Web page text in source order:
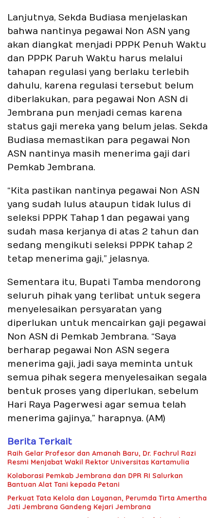
Lanjutnya, Sekda Budiasa menjelaskan
bahwa nantinya pegawai Non ASN yang
akan diangkat menjadi PPPK Penuh Waktu
dan PPPK Paruh Waktu harus melalui
tahapan regulasi yang berlaku terlebih
dahulu, karena regulasi tersebut belum
diberlakukan, para pegawai Non ASN di
Jembrana pun menjadi cemas karena
status gaji mereka yang belum jelas. Sekda
Budiasa memastikan para pegawai Non
ASN nantinya masih menerima gaji dari
Pemkab Jembrana.
“Kita pastikan nantinya pegawai Non ASN
yang sudah lulus ataupun tidak lulus di
seleksi PPPK Tahap 1 dan pegawai yang
sudah masa kerjanya di atas 2 tahun dan
sedang mengikuti seleksi PPPK tahap 2
tetap menerima gaji,” jelasnya.
Sementara itu, Bupati Tamba mendorong
seluruh pihak yang terlibat untuk segera
menyelesaikan persyaratan yang
diperlukan untuk mencairkan gaji pegawai
Non ASN di Pemkab Jembrana. “Saya
berharap pegawai Non ASN segera
menerima gaji, jadi saya meminta untuk
semua pihak segera menyelesaikan segala
bentuk proses yang diperlukan, sebelum
Hari Raya Pagerwesi agar semua telah
menerima gajinya,” harapnya. (AM)
Berita Terkait
Raih Gelar Profesor dan Amanah Baru, Dr. Fachrul Razi
Resmi Menjabat Wakil Rektor Universitas Kartamulia
Kolaborasi Pemkab Jembrana dan DPR RI Salurkan
Bantuan Alat Tani kepada Petani
Perkuat Tata Kelola dan Layanan, Perumda Tirta Amertha
Jati Jembrana Gandeng Kejari Jembrana